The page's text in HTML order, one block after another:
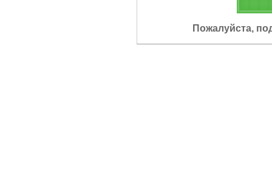
Пожалуйста,